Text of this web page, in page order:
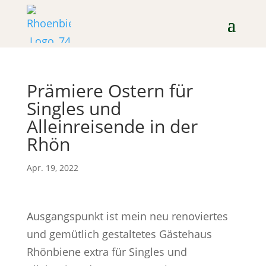
Prämiere Ostern für
Singles und
Alleinreisende in der
Rhön
Apr. 19, 2022
Ausgangspunkt ist mein neu renoviertes
und gemütlich gestaltetes Gästehaus
Rhönbiene extra für Singles und